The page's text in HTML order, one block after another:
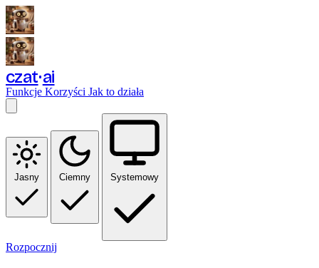
czat ai
Funkcje Korzyści Jak to działa
Jasny Ciemny Systemowy
Rozpocznij